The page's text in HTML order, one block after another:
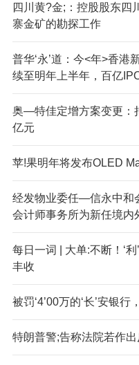
四川黄?金;：控股股东四
寨金矿的勘探工作
普华‘永’道：今<年>香港
续至明年上半年，百亿
奥—特佳定增方案变更：
亿元
苹!果明年将发布OLED
经发物业委任—信永中和
会计师事务所为新任境内
每日一词 | 大单:不断！‘
丰收
被罚‘4’00万的‘长’安银
特朗普警;告称法院若作